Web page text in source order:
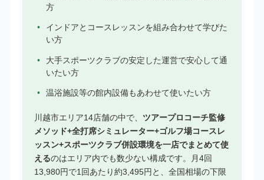
方
インドアとコースレッスンを組み合わせて学びた
い方
大手スポーツクラブの安定した運営で安心して通
いたい方
温浴施設等の館内設備もあわせて使いたい方
川越市エリア14店舗の中で、 ツアープロコーチ監修
メソッド+全打席シミュレーター+ゴルフ場コースレ
ッスン+スポーツクラブ併設環境を一店でまとめて使
えるのはエリア内でも数少ない構成です。月4回
13,980円で1回あたり約3,495円と、全国相場の下限